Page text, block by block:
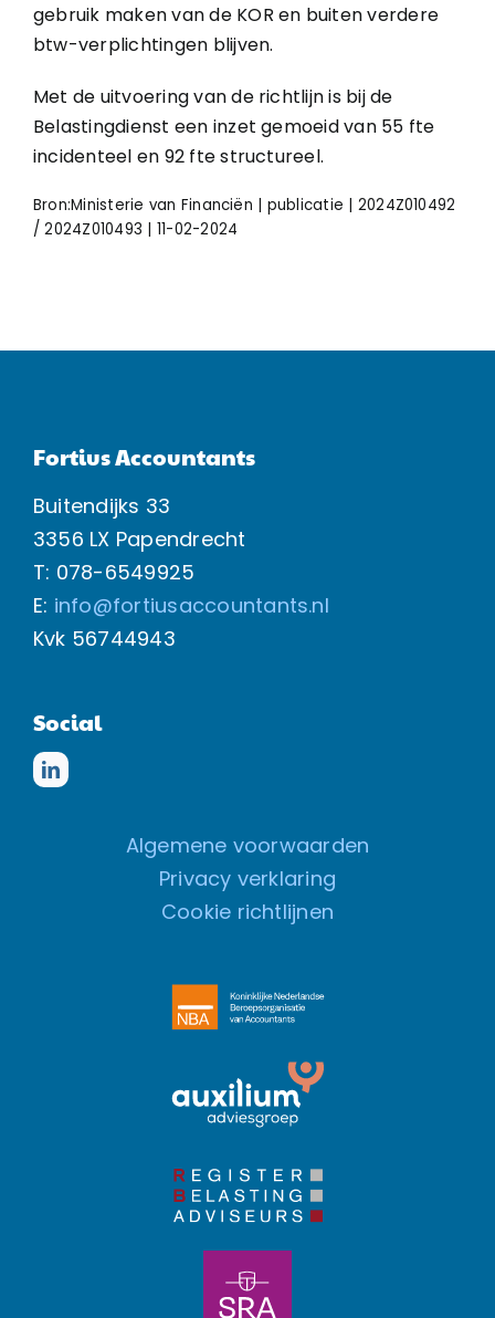
gebruik maken van de KOR en buiten verdere
btw-verplichtingen blijven.
Met de uitvoering van de richtlijn is bij de
Belastingdienst een inzet gemoeid van 55 fte
incidenteel en 92 fte structureel.
Bron:Ministerie van Financiën | publicatie | 2024Z010492
/ 2024Z010493 | 11-02-2024
Fortius Accountants
Buitendijks 33
3356 LX Papendrecht
T: 078-6549925
E: info@fortiusaccountants.nl
Kvk 56744943
Social
Algemene voorwaarden
Privacy verklaring
Cookie richtlijnen